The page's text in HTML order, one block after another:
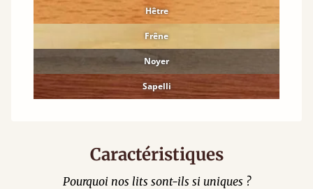
Hêtre
Frêne
Noyer
Sapelli
Caractéristiques
Pourquoi nos lits sont-ils si uniques ?